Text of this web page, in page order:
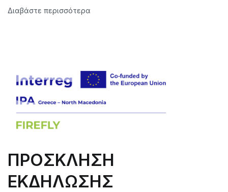
THE
TRAINING
COURSES
OF
20
HOURS
WITH
THE
BELOW
Διαβάστε περισσότερα
ΠΡΟΣΚΛΗΣΗ
ΕΚΔΗΛΩΣΗΣ